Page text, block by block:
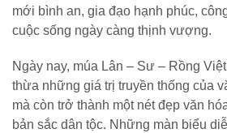
mới bình an, gia đạo hạnh phúc,
cuộc sống ngày càng thịnh vượng.
Ngày nay, múa Lân – Sư – Rồng
thừa những giá trị truyền thống của
mà còn trở thành một nét đẹp văn
bản sắc dân tộc. Những màn biểu